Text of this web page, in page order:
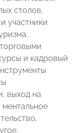
столов,
участники
и кадровый
выход на
ментальное